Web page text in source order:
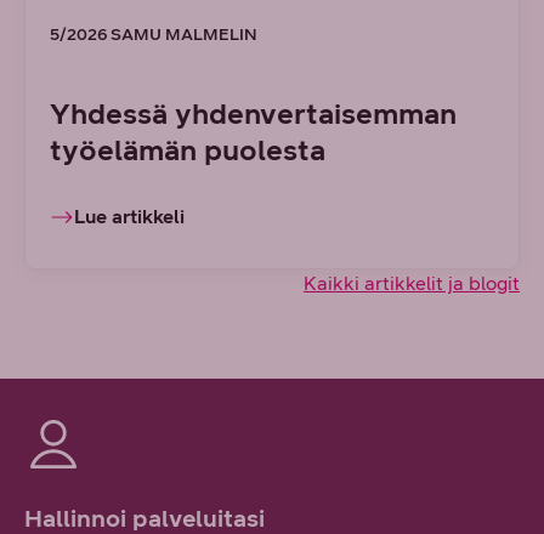
5/2026 SAMU MALMELIN
Yhdessä yhdenvertaisemman
työelämän puolesta
Lue artikkeli
Kaikki artikkelit ja blogit
Hallinnoi palveluitasi